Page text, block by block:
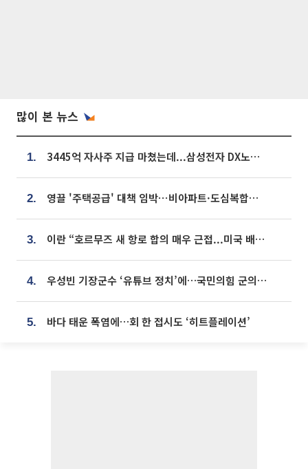
많이 본 뉴스
1. 3445억 자사주 지급 마쳤는데...삼성전자 DX노조, 뒤늦은 '떼쓰기 집회'
2. 영끌 '주택공급' 대책 임박⋯비아파트·도심복합까지 총동원
3. 이란 “호르무즈 새 항로 합의 매우 근접...미국 배상 먼저”
4. 우성빈 기장군수 ‘유튜브 정치’에…국민의힘 군의원들 집단 반발
5. 바다 태운 폭염에…회 한 접시도 ‘히트플레이션’